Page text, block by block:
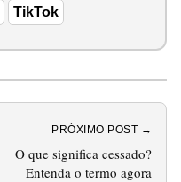
TikTok
PRÓXIMO POST →
O que significa cessado?
Entenda o termo agora